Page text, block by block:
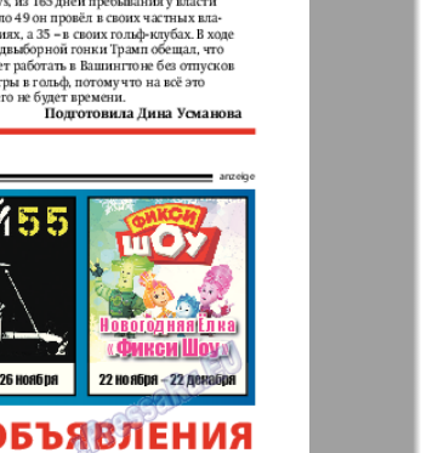
Мила
am Main
Наша марка
Объектив EU